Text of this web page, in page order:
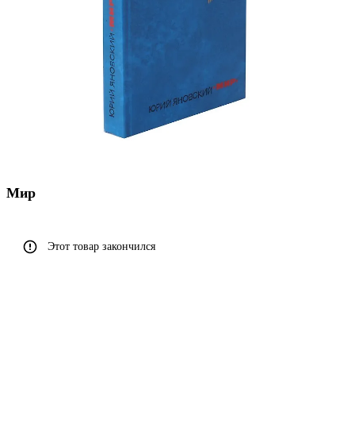
Мир
Этот товар закончился